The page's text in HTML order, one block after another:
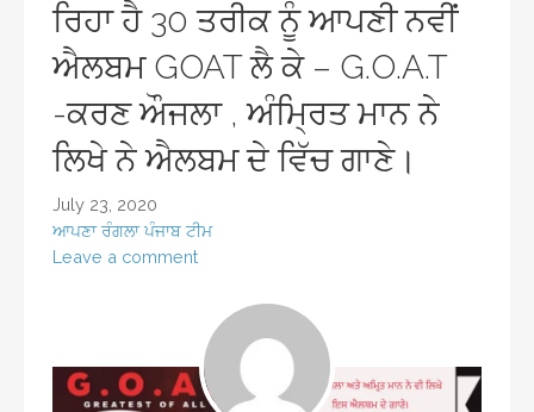
ਰਿਹਾ ਹੈ 30 ਤਰੀਕ ਨੂੰ ਆਪਣੀ ਨਵੀਂ
ਐਲਬਮ GOAT ਲੈ ਕੇ – G.O.A.T
-ਕਰਣ ਔਜਲਾ , ਅੰਮ੍ਰਿਤ ਮਾਨ ਨੇ
ਲਿਖੇ ਨੇ ਐਲਬਮ ਦੇ ਵਿੱਚ ਗਾਣੇ।
July 23, 2020
ਆਪਣਾ ਰੰਗਲਾ ਪੰਜਾਬ ਟੀਮ
Leave a comment